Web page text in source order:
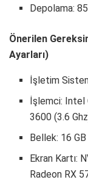
Depolama:
Önerilen
Ayarları)
İşletim
İşlemci: Intel
3600 (3.6
Bellek: 16
Ekran Kartı:
Radeon RX